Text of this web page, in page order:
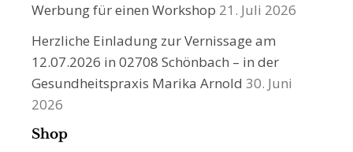
Werbung für einen Workshop 21. Juli 2026
Herzliche Einladung zur Vernissage am
12.07.2026 in 02708 Schönbach – in der
Gesundheitspraxis Marika Arnold 30. Juni
2026
Shop